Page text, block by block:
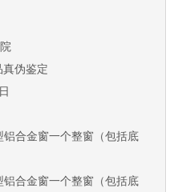
伪鉴定
合金窗一个整窗（包括底
合金窗一个整窗（包括底